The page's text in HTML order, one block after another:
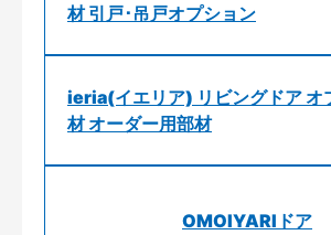
材 引戸･吊戸オプション
ieria(イエリア) リビングドア オ
材 オーダー用部材
OMOIYARIドア